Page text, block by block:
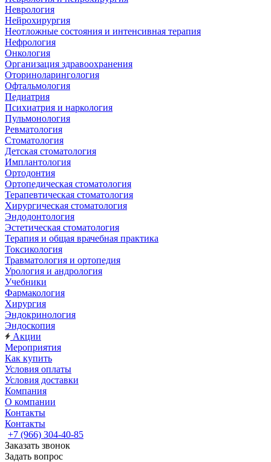
Неврология
Нейрохирургия
Неотложные состояния и интенсивная терапия
Нефрология
Онкология
Организация здравоохранения
Оториноларингология
Офтальмология
Педиатрия
Психиатрия и наркология
Пульмонология
Ревматология
Стоматология
Детская стоматология
Имплантология
Ортодонтия
Ортопедическая стоматология
Терапевтическая стоматология
Хирургическая стоматология
Эндодонтология
Эстетическая стоматология
Терапия и общая врачебная практика
Токсикология
Травматология и ортопедия
Урология и андрология
Учебники
Фармакология
Хирургия
Эндокринология
Эндоскопия
Акции
Мероприятия
Как купить
Условия оплаты
Условия доставки
Компания
О компании
Контакты
Контакты
+7 (966) 304-40-85
Заказать звонок
Задать вопрос